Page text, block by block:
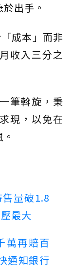
出手。
成本」而非
收入三分之
筆斡旋，秉
現，以免在
量破1.8
最大
萬再賠百
通知銀行